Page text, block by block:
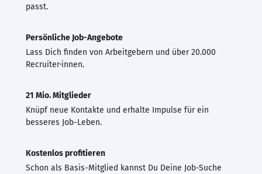
passt.
Persönliche Job-Angebote
Lass Dich finden von Arbeitgebern und über 20.000
Recruiter·innen.
21 Mio. Mitglieder
Knüpf neue Kontakte und erhalte Impulse für ein
besseres Job-Leben.
Kostenlos profitieren
Schon als Basis-Mitglied kannst Du Deine Job-Suche